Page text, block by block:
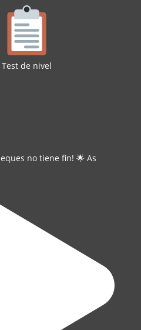
Test de nivel
no tiene fin! 🌟 As